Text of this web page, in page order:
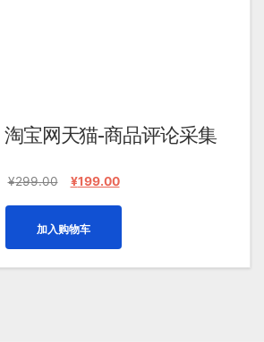
宝网天猫-商品评论采集
¥299.00
原
¥299.00。
¥199.00当
为：
¥199.00。
加入购物车